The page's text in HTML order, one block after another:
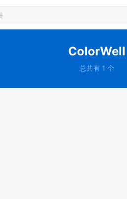
ColorWell
总共有 1 个